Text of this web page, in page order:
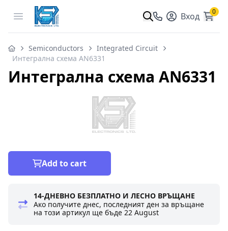
Open menu Вход 0
Semiconductors
Integrated Circuit
Интегрална схема AN6331
Интегрална схема AN6331
Add to cart
14-ДНЕВНО БЕЗПЛАТНО И ЛЕСНО ВРЪЩАНЕ
Ако получите днес, последният ден за връщане
на този артикул ще бъде22 August